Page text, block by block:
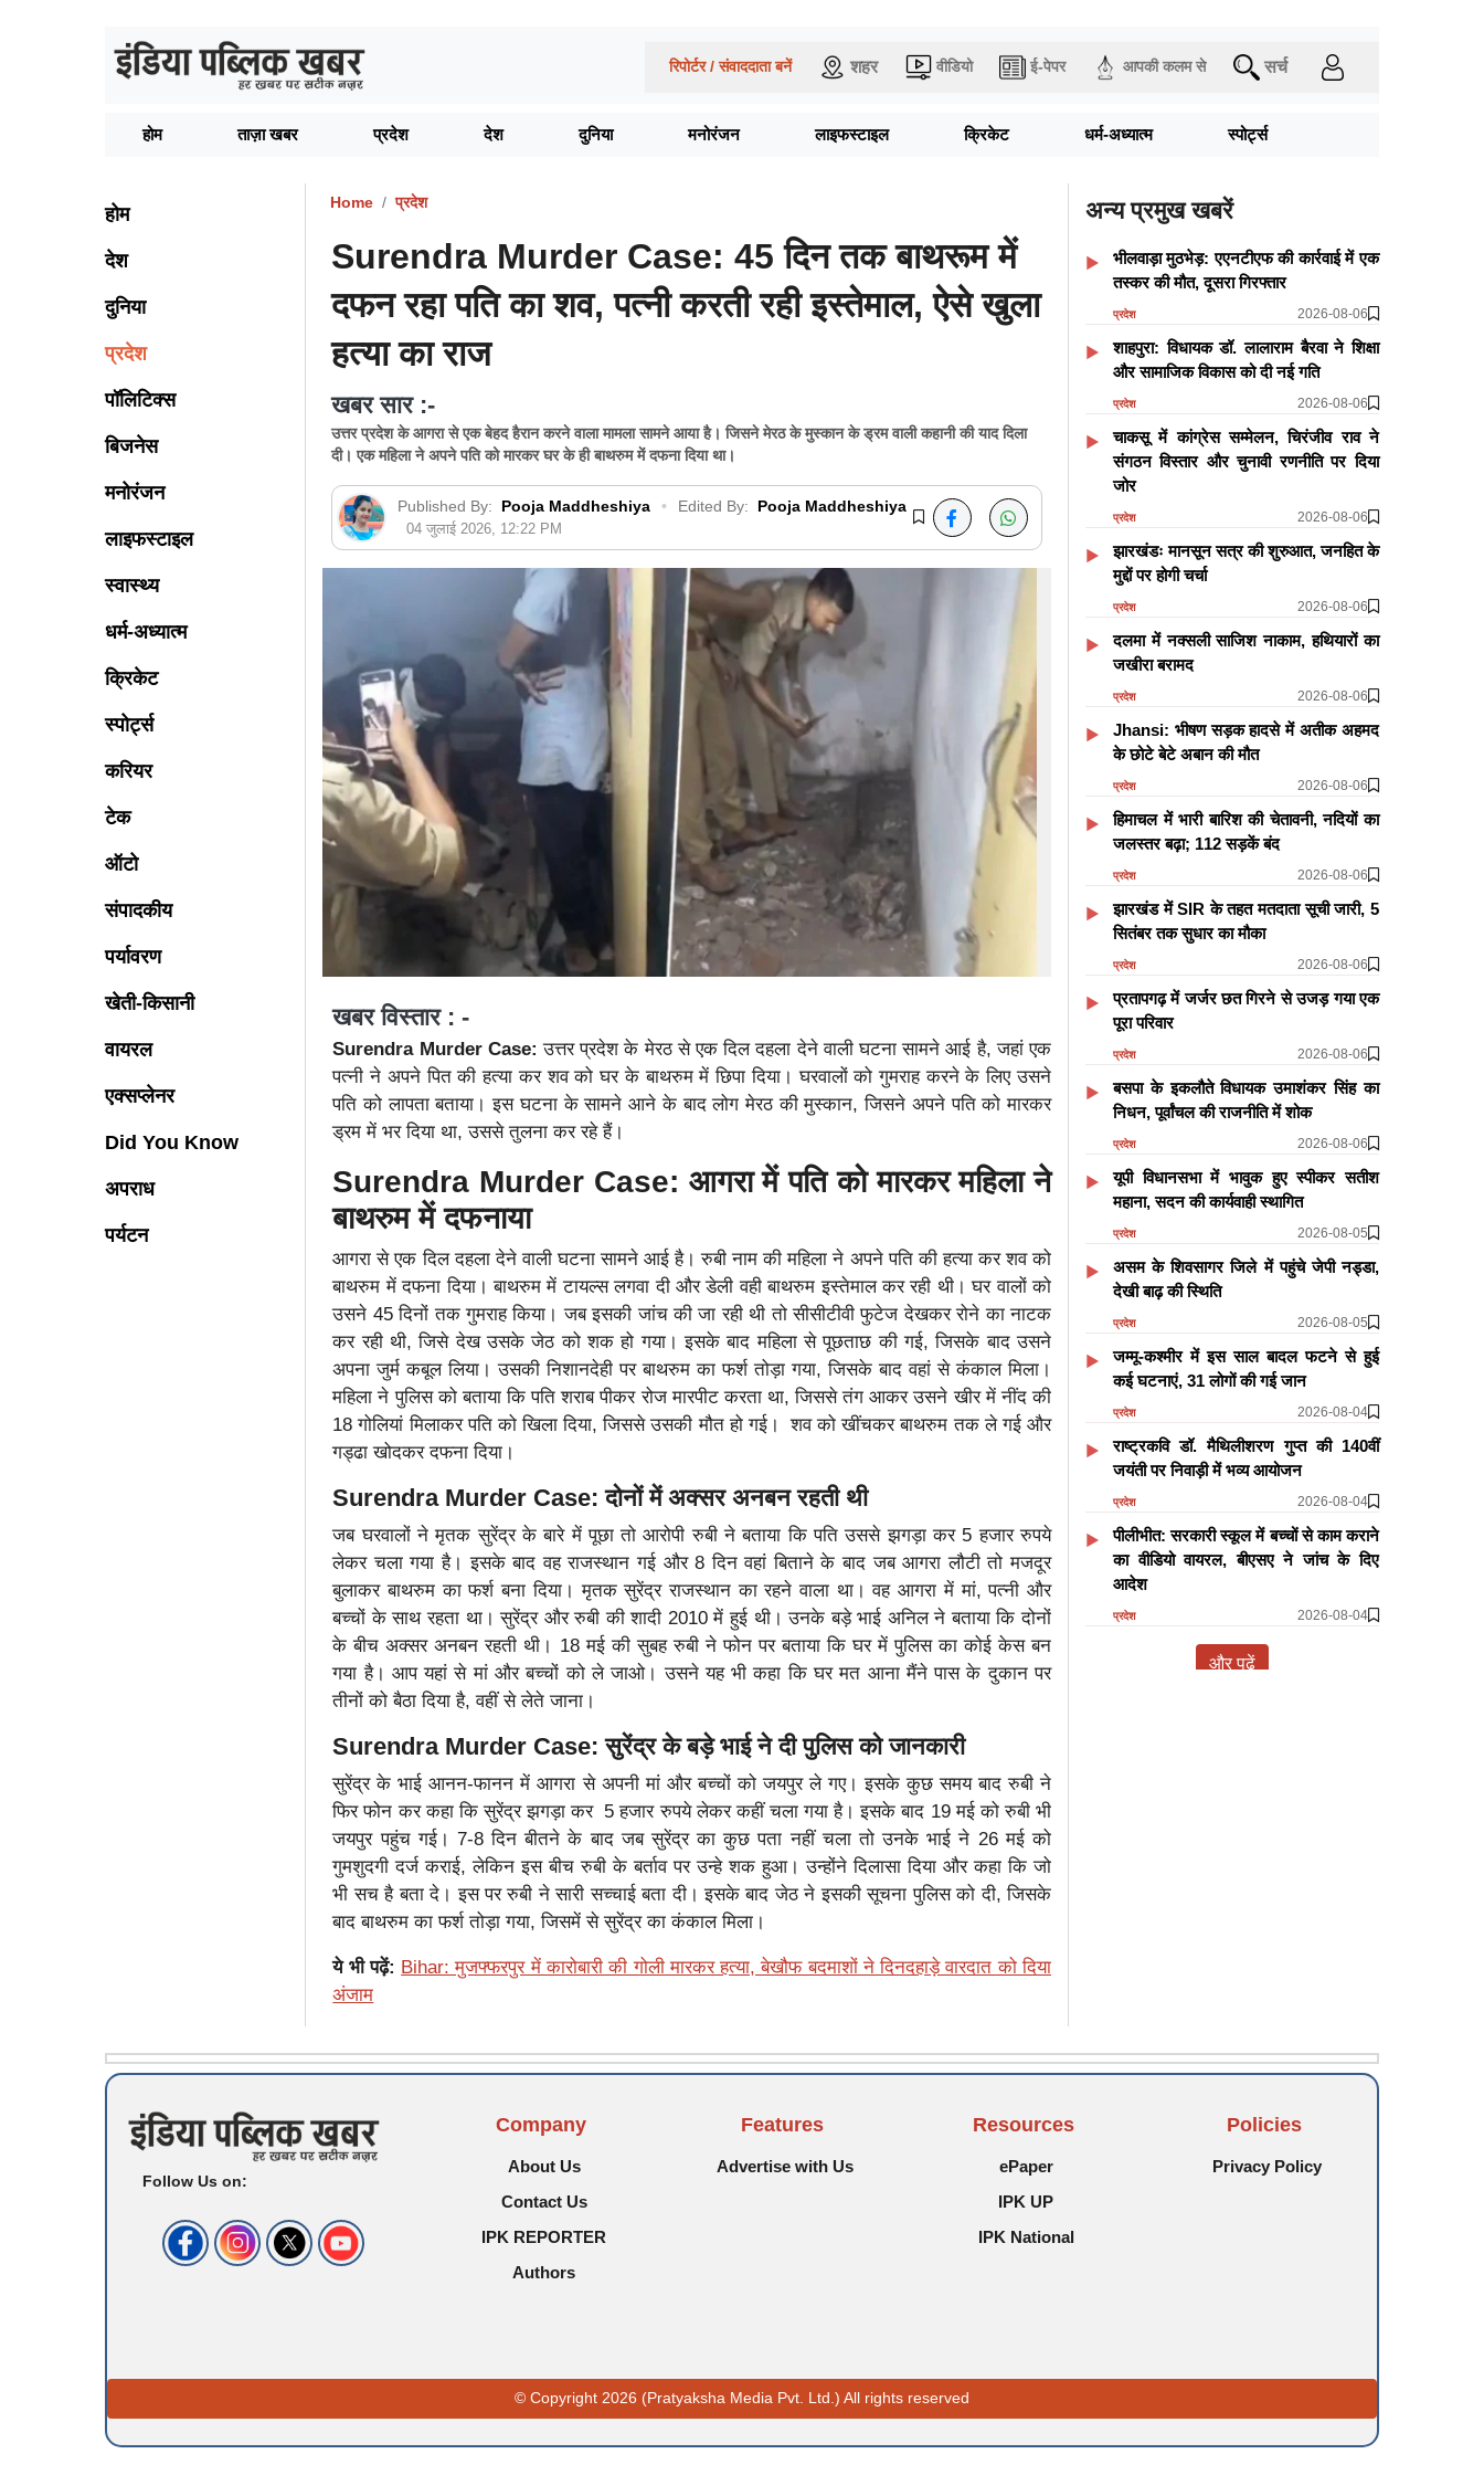
रिपोर्टर / संवाददाता बनें शहर वीडियो ई-पेपर आपकी कलम से सर्च
होम ताज़ा खबर प्रदेश देश दुनिया मनोरंजन लाइफस्टाइल क्रिकेट धर्म-अध्यात्म स्पोर्ट्स
होम
देश
दुनिया
प्रदेश
पॉलिटिक्स
बिजनेस
मनोरंजन
लाइफस्टाइल
स्वास्थ्य
धर्म-अध्यात्म
क्रिकेट
स्पोर्ट्स
करियर
टेक
ऑटो
संपादकीय
पर्यावरण
खेती-किसानी
वायरल
एक्सप्लेनर
Did You Know
अपराध
पर्यटन
Home प्रदेश
Surendra Murder Case: 45 दिन तक बाथरूम में
दफन रहा पति का शव, पत्नी करती रही इस्तेमाल, ऐसे खुला
हत्या का राज
खबर सार :-
उत्तर प्रदेश के आगरा से एक बेहद हैरान करने वाला मामला सामने आया है। जिसने मेरठ के मुस्कान के ड्रम वाली कहानी की याद दिला
दी। एक महिला ने अपने पति को मारकर घर के ही बाथरुम में दफना दिया था।
Published By: Pooja Maddheshiya • Edited By: Pooja Maddheshiya
04 जुलाई 2026, 12:22 PM
खबर विस्तार : -
Surendra Murder Case: उत्तर प्रदेश के मेरठ से एक दिल दहला देने वाली घटना सामने आई है, जहां एक
पत्नी ने अपने पित की हत्या कर शव को घर के बाथरुम में छिपा दिया। घरवालों को गुमराह करने के लिए उसने
पति को लापता बताया। इस घटना के सामने आने के बाद लोग मेरठ की मुस्कान, जिसने अपने पति को मारकर
ड्रम में भर दिया था, उससे तुलना कर रहे हैं।
Surendra Murder Case: आगरा में पति को मारकर महिला ने
बाथरुम में दफनाया
आगरा से एक दिल दहला देने वाली घटना सामने आई है। रुबी नाम की महिला ने अपने पति की हत्या कर शव को
बाथरुम में दफना दिया। बाथरुम में टायल्स लगवा दी और डेली वही बाथरुम इस्तेमाल कर रही थी। घर वालों को
उसने 45 दिनों तक गुमराह किया। जब इसकी जांच की जा रही थी तो सीसीटीवी फुटेज देखकर रोने का नाटक
कर रही थी, जिसे देख उसके जेठ को शक हो गया। इसके बाद महिला से पूछताछ की गई, जिसके बाद उसने
अपना जुर्म कबूल लिया। उसकी निशानदेही पर बाथरुम का फर्श तोड़ा गया, जिसके बाद वहां से कंकाल मिला।
महिला ने पुलिस को बताया कि पति शराब पीकर रोज मारपीट करता था, जिससे तंग आकर उसने खीर में नींद की
18 गोलियां मिलाकर पति को खिला दिया, जिससे उसकी मौत हो गई। शव को खींचकर बाथरुम तक ले गई और
गड्ढा खोदकर दफना दिया।
Surendra Murder Case: दोनों में अक्सर अनबन रहती थी
जब घरवालों ने मृतक सुरेंद्र के बारे में पूछा तो आरोपी रुबी ने बताया कि पति उससे झगड़ा कर 5 हजार रुपये
लेकर चला गया है। इसके बाद वह राजस्थान गई और 8 दिन वहां बिताने के बाद जब आगरा लौटी तो मजदूर
बुलाकर बाथरुम का फर्श बना दिया। मृतक सुरेंद्र राजस्थान का रहने वाला था। वह आगरा में मां, पत्नी और
बच्चों के साथ रहता था। सुरेंद्र और रुबी की शादी 2010 में हुई थी। उनके बड़े भाई अनिल ने बताया कि दोनों
के बीच अक्सर अनबन रहती थी। 18 मई की सुबह रुबी ने फोन पर बताया कि घर में पुलिस का कोई केस बन
गया है। आप यहां से मां और बच्चों को ले जाओ। उसने यह भी कहा कि घर मत आना मैंने पास के दुकान पर
तीनों को बैठा दिया है, वहीं से लेते जाना।
Surendra Murder Case: सुरेंद्र के बड़े भाई ने दी पुलिस को जानकारी
सुरेंद्र के भाई आनन-फानन में आगरा से अपनी मां और बच्चों को जयपुर ले गए। इसके कुछ समय बाद रुबी ने
फिर फोन कर कहा कि सुरेंद्र झगड़ा कर 5 हजार रुपये लेकर कहीं चला गया है। इसके बाद 19 मई को रुबी भी
जयपुर पहुंच गई। 7-8 दिन बीतने के बाद जब सुरेंद्र का कुछ पता नहीं चला तो उनके भाई ने 26 मई को
गुमशुदगी दर्ज कराई, लेकिन इस बीच रुबी के बर्ताव पर उन्हे शक हुआ। उन्होंने दिलासा दिया और कहा कि जो
भी सच है बता दे। इस पर रुबी ने सारी सच्चाई बता दी। इसके बाद जेठ ने इसकी सूचना पुलिस को दी, जिसके
बाद बाथरुम का फर्श तोड़ा गया, जिसमें से सुरेंद्र का कंकाल मिला।
ये भी पढ़ें: Bihar: मुजफ्फरपुर में कारोबारी की गोली मारकर हत्या, बेखौफ बदमाशों ने दिनदहाड़े वारदात को दिया
अंजाम
अन्य प्रमुख खबरें
भीलवाड़ा मुठभेड़: एएनटीएफ की कार्रवाई में एक
तस्कर की मौत, दूसरा गिरफ्तार
प्रदेश 2026-08-06
शाहपुरा: विधायक डॉ. लालाराम बैरवा ने शिक्षा
और सामाजिक विकास को दी नई गति
प्रदेश 2026-08-06
चाकसू में कांग्रेस सम्मेलन, चिरंजीव राव ने
संगठन विस्तार और चुनावी रणनीति पर दिया
जोर
प्रदेश 2026-08-06
झारखंडः मानसून सत्र की शुरुआत, जनहित के
मुद्दों पर होगी चर्चा
प्रदेश 2026-08-06
दलमा में नक्सली साजिश नाकाम, हथियारों का
जखीरा बरामद
प्रदेश 2026-08-06
Jhansi: भीषण सड़क हादसे में अतीक अहमद
के छोटे बेटे अबान की मौत
प्रदेश 2026-08-06
हिमाचल में भारी बारिश की चेतावनी, नदियों का
जलस्तर बढ़ा; 112 सड़कें बंद
प्रदेश 2026-08-06
झारखंड में SIR के तहत मतदाता सूची जारी, 5
सितंबर तक सुधार का मौका
प्रदेश 2026-08-06
प्रतापगढ़ में जर्जर छत गिरने से उजड़ गया एक
पूरा परिवार
प्रदेश 2026-08-06
बसपा के इकलौते विधायक उमाशंकर सिंह का
निधन, पूर्वांचल की राजनीति में शोक
प्रदेश 2026-08-06
यूपी विधानसभा में भावुक हुए स्पीकर सतीश
महाना, सदन की कार्यवाही स्थागित
प्रदेश 2026-08-05
असम के शिवसागर जिले में पहुंचे जेपी नड्डा,
देखी बाढ़ की स्थिति
प्रदेश 2026-08-05
जम्मू-कश्मीर में इस साल बादल फटने से हुई
कई घटनाएं, 31 लोगों की गई जान
प्रदेश 2026-08-04
राष्ट्रकवि डॉ. मैथिलीशरण गुप्त की 140वीं
जयंती पर निवाड़ी में भव्य आयोजन
प्रदेश 2026-08-04
पीलीभीत: सरकारी स्कूल में बच्चों से काम कराने
का वीडियो वायरल, बीएसए ने जांच के दिए
आदेश
प्रदेश 2026-08-04
और पढ़ें
Follow Us on:
Company
About Us
Contact Us
IPK REPORTER
Authors
Features
Advertise with Us
Resources
ePaper
IPK UP
IPK National
Policies
Privacy Policy
© Copyright 2026 (Pratyaksha Media Pvt. Ltd.) All rights reserved